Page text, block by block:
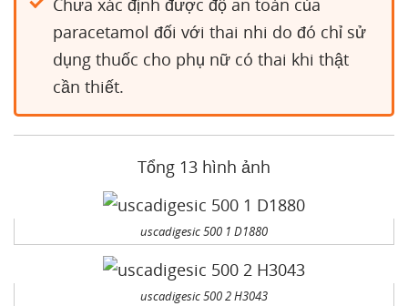
Chưa xác định được độ an toàn của
paracetamol đối với thai nhi do đó chỉ sử
dụng thuốc cho phụ nữ có thai khi thật
cần thiết.
Tổng 13 hình ảnh
uscadigesic 500 1 D1880
uscadigesic 500 2 H3043